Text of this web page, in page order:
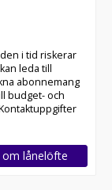
i tid riskerar
leda till
abonnemang
budget- och
om lånelöfte